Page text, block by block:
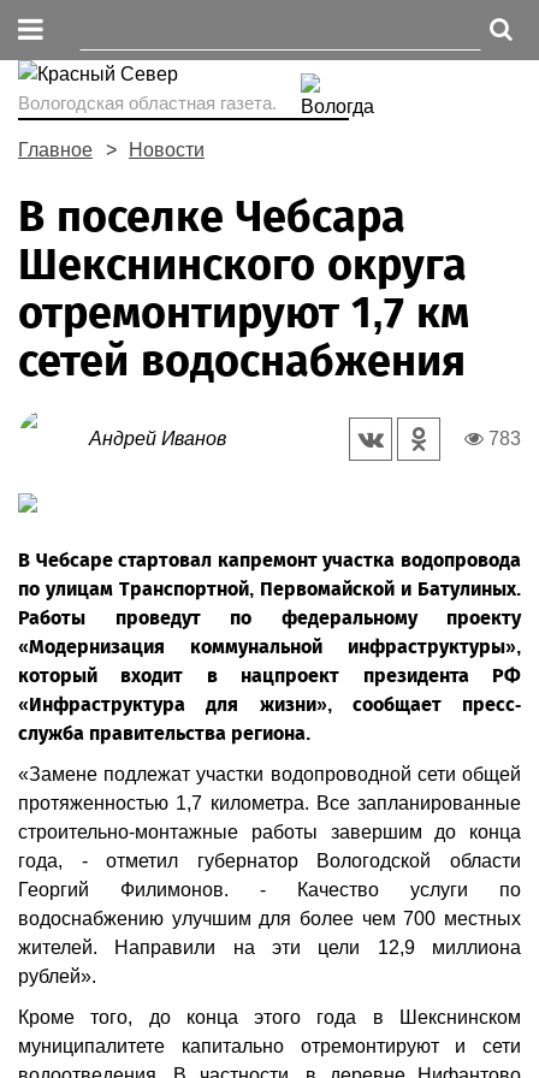
Вологодская областная газета.
Главное Новости
В поселке Чебсара
Шекснинского округа
отремонтируют 1,7 км
сетей водоснабжения
Андрей Иванов 783
В Чебсаре стартовал капремонт участка водопровода
по улицам Транспортной, Первомайской и Батулиных.
Работы проведут по федеральному проекту
«Модернизация коммунальной инфраструктуры»,
который входит в нацпроект президента РФ
«Инфраструктура для жизни», сообщает пресс-
служба правительства региона.
«Замене подлежат участки водопроводной сети общей
протяженностью 1,7 километра. Все запланированные
строительно-монтажные работы завершим до конца
года, - отметил губернатор Вологодской области
Георгий Филимонов. - Качество услуги по
водоснабжению улучшим для более чем 700 местных
жителей. Направили на эти цели 12,9 миллиона
рублей».
Кроме того, до конца этого года в Шекснинском
муниципалитете капитально отремонтируют и сети